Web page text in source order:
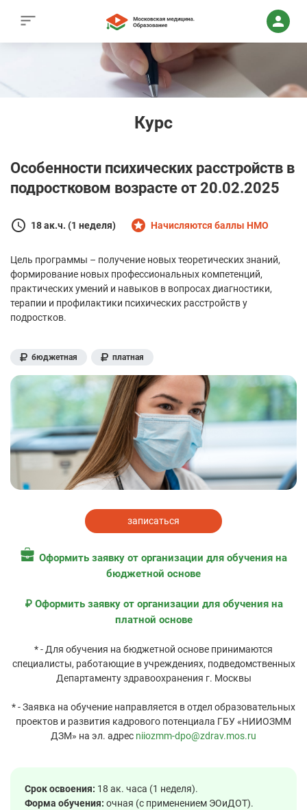
Курс
Особенности психических расстройств в
подростковом возрасте от 20.02.2025
18 ак.ч. (1 неделя) Начисляются баллы НМО
Цель программы – получение новых теоретических знаний,
формирование новых профессиональных компетенций,
практических умений и навыков в вопросах диагностики,
терапии и профилактики психических расстройств у
подростков.
бюджетная платная
записаться
Оформить заявку от организации для обучения на
бюджетной основе
₽ Оформить заявку от организации для обучения на
платной основе
* - Для обучения на бюджетной основе принимаются
специалисты, работающие в учреждениях, подведомственных
Департаменту здравоохранения г. Москвы
* - Заявка на обучение направляется в отдел образовательных
проектов и развития кадрового потенциала ГБУ «НИИОЗММ
ДЗМ» на эл. адрес niiozmm-dpo@zdrav.mos.ru
Срок освоения: 18 ак. часа (1 неделя).
Форма обучения: очная (с применением ЭОиДОТ).